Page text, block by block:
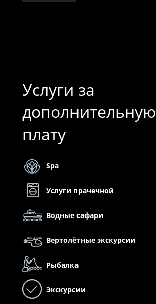
Услуги за
дополнительную
плату
Spa
Услуги прачечной
Водные сафари
Вертолётные экскурсии
Рыбалка
Экскурсии